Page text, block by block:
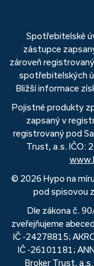
Spotřebitelské
zástupce
zároveň
spotřebitelských
Bližší informace
Pojistné produkty
zapsaný v
registrovaný pod
Trust, a.s. IČO:
© 2026 Hypo na
pod spisovou
Dle zákona č.
zveřejňujeme
IČ -24278815;
IČ -26101181;
Broker Trust,